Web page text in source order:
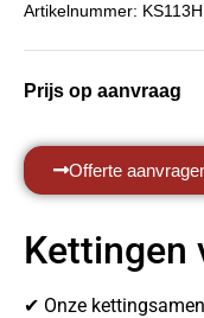
Artikelnummer:
Prijs op aanvraag
Offerte
Kettingen
✔ Onze